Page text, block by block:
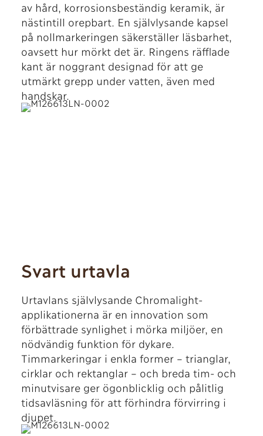
av hård, korrosionsbeständig keramik, är
nästintill orepbart. En självlysande kapsel
på nollmarkeringen säkerställer läsbarhet,
oavsett hur mörkt det är. Ringens räfflade
kant är noggrant designad för att ge
utmärkt grepp under vatten, även med
handskar.
Svart urtavla
Urtavlans självlysande Chromalight-
applikationerna är en innovation som
förbättrade synlighet i mörka miljöer, en
nödvändig funktion för dykare.
Timmarkeringar i enkla former – trianglar,
cirklar och rektanglar – och breda tim- och
minutvisare ger ögonblicklig och pålitlig
tidsavläsning för att förhindra förvirring i
djupet.